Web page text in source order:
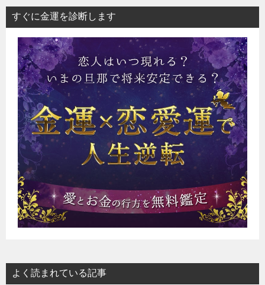
すぐに金運を診断します
よく読まれている記事